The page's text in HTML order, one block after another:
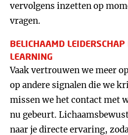
vervolgens inzetten op
vragen.
BELICHAAMD
LEARNING
Vaak vertrouwen we meer
op andere signalen die we
missen we het contact met
nu gebeurt.
naar je directe ervaring,